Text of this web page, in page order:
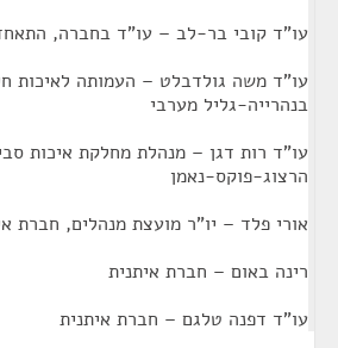
עו"ד קובי בר-לב – עו"ד בחברה,
עו"ד משה גולדבלט – העמותה לאיכות
בנהרייה-גליל מערבי
עו"ד רות דגן – מנהלת מחלקת איכות
הרצוג-פוקס-נאמן
אורי פלד – יו"ר מועצת מנהלים, חברת
רינה באום – חברת איתנית
עו"ד דפנה טלגם – חברת איתנית